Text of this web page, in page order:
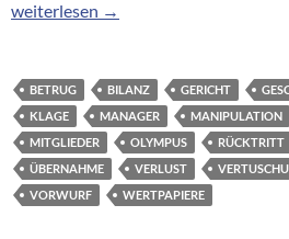
Bilanzbetrug: Olympus verklagt
weiterlesen →
BETRUG BILANZ GERICHT
KLAGE
MANAGER MANIPULATION
MITGLIEDER
OLYMPUS RÜCKTRITT
ÜBERNAHME
VERLUST
VORWURF
WERTPAPIERE